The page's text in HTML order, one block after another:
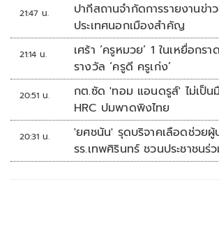
21:47 น.
ปากีสถานจำกัดการรายงานข่
ประเทศนอกเมืองสำคัญ
21:14 น.
เศร้า ‘ครูหมวย’ 1 ในเหยื่อกร
รางวัล ‘ครูดี ครูเก่ง’
20:51 น.
กต.ซัด 'ทอม แอนดรูส์' ไม่เป็
HRC ปมพาดพิงไทย
20:31 น.
'ยศชนัน' รุดบริจาคเลือดช่วยผู้
รร.เทพศิรินทร์ ชวนประชาชนร่